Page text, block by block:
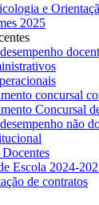
e
2025
concursal
Concursal
não
Escola 2024-
de contratos